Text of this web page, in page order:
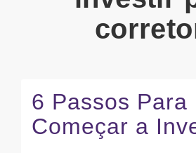
6 Passos Para
Começar a